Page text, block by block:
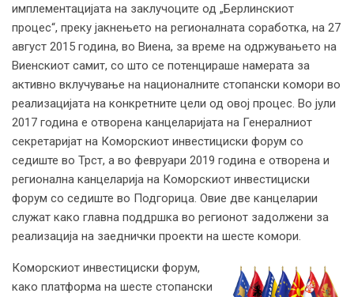
имплементацијата на заклучоците од „Берлинскиот
процес“, преку јакнењето на регионалната соработка, на 27
август 2015 година, во Виена, за време на одржувањето на
Виенскиот самит, со што се потенцираше намерата за
активно вклучување на националните стопански комори во
реализацијата на конкретните цели од овој процес. Во јули
2017 година е отворена канцеларијата на Генералниот
секретаријат на Коморскиот инвестициски форум со
седиште во Трст, а во февруари 2019 година е отворена и
регионална канцеларија на Коморскиот инвестициски
форум со седиште во Подгорица. Овие две канцеларии
служат како главна поддршка во регионот задолжени за
реализација на заеднички проекти на шесте комори.
Коморскиот инвестициски форум,
како платформа на шесте стопански